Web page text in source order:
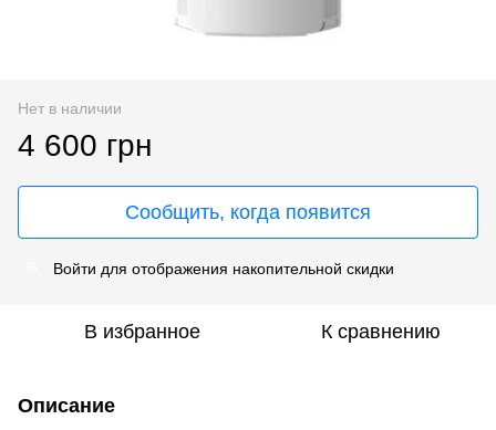
Нет в наличии
4 600 грн
Сообщить, когда появится
Войти для отображения накопительной скидки
В избранное К сравнению
Описание